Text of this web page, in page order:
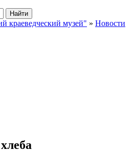
Найти
краеведческий музей" » Новости